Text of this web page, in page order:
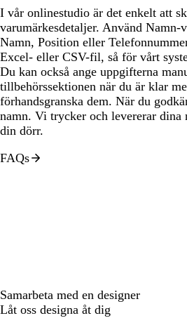
I vår onlinestudio är det enkelt att
varumärkesdetaljer. Använd
Namn, Position eller
Excel- eller CSV-fil, så för vårt
Du kan också ange uppgifterna
tillbehörssektionen när du är klar
förhandsgranska dem. När du
namn. Vi trycker och levererar
din dörr.
FAQs
Samarbeta med en designer
Låt oss designa åt dig